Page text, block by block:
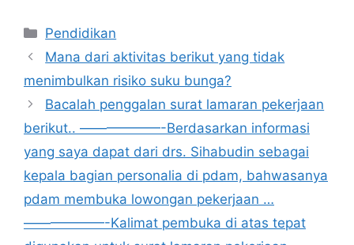
Kategori
Pendidikan
Mana dari aktivitas berikut yang tidak
menimbulkan risiko suku bunga?
Bacalah penggalan surat lamaran pekerjaan
berikut.. ——————-Berdasarkan informasi
yang saya dapat dari drs. Sihabudin sebagai
kepala bagian personalia di pdam, bahwasanya
pdam membuka lowongan pekerjaan …
——————-Kalimat pembuka di atas tepat